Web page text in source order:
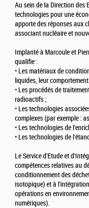
Au sein de la Direction des
technologies pour une
apporte des réponses aux
associant nucléaire et
Implanté à Marcoule et
qualifie :
• Les matériaux de
liquides, leur
• Les procédés de
radioactifs ;
• Les technologies
complexes (par exemple :
• Les technologies de
• Les technologies de
Le Service d'Etude et
compétences relatives au
conditionnement des
isotopique) et à
opérations en
numériques).